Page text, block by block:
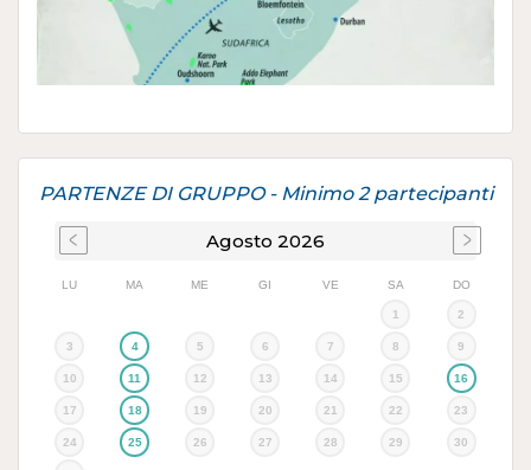
PARTENZE DI GRUPPO - Minimo 2 partecipanti
Agosto 2026
LU MA ME GI VE SA DO
1 2
3 4 5 6 7 8 9
10 11 12 13 14 15 16
17 18 19 20 21 22 23
24 25 26 27 28 29 30